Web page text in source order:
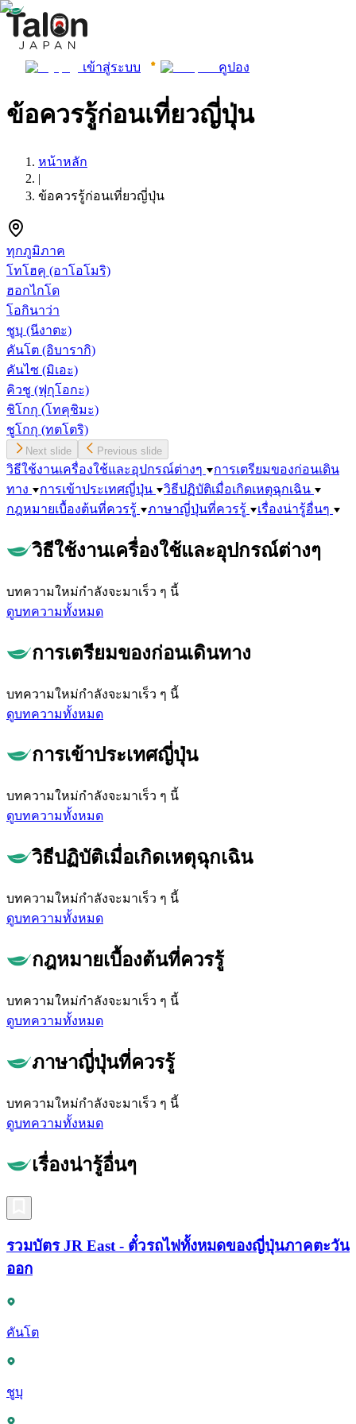
เข้าสู่ระบบ คูปอง
ข้อควรรู้ก่อนเที่ยวญี่ปุ่น
หน้าหลัก
|
ข้อควรรู้ก่อนเที่ยวญี่ปุ่น
ทุกภูมิภาค
โทโฮคุ (อาโอโมริ)
ฮอกไกโด
โอกินาว่า
ชูบุ (นีงาตะ)
คันโต (อิบารากิ)
คันไซ (มิเอะ)
คิวชู (ฟุกุโอกะ)
ชิโกกุ (โทคุชิมะ)
ชูโกกุ (ทตโตริ)
Next slide Previous slide
วิธีใช้งานเครื่องใช้และอุปกรณ์ต่างๆ
การเตรียมของก่อนเดิน
ทาง
การเข้าประเทศญี่ปุ่น
วิธีปฏิบัติเมื่อเกิดเหตุฉุกเฉิน
กฎหมายเบื้องต้นที่ควรรู้
ภาษาญี่ปุ่นที่ควรรู้ เรื่องน่ารู้อื่นๆ
วิธีใช้งานเครื่องใช้และอุปกรณ์ต่างๆ
บทความใหม่กำลังจะมาเร็ว ๆ นี้
ดูบทความทั้งหมด
การเตรียมของก่อนเดินทาง
บทความใหม่กำลังจะมาเร็ว ๆ นี้
ดูบทความทั้งหมด
การเข้าประเทศญี่ปุ่น
บทความใหม่กำลังจะมาเร็ว ๆ นี้
ดูบทความทั้งหมด
วิธีปฏิบัติเมื่อเกิดเหตุฉุกเฉิน
บทความใหม่กำลังจะมาเร็ว ๆ นี้
ดูบทความทั้งหมด
กฎหมายเบื้องต้นที่ควรรู้
บทความใหม่กำลังจะมาเร็ว ๆ นี้
ดูบทความทั้งหมด
ภาษาญี่ปุ่นที่ควรรู้
บทความใหม่กำลังจะมาเร็ว ๆ นี้
ดูบทความทั้งหมด
เรื่องน่ารู้อื่นๆ
รวมบัตร JR East - ตั๋วรถไฟทั้งหมดของญี่ปุ่นภาคตะวัน
ออก
คันโต
ชูบุ